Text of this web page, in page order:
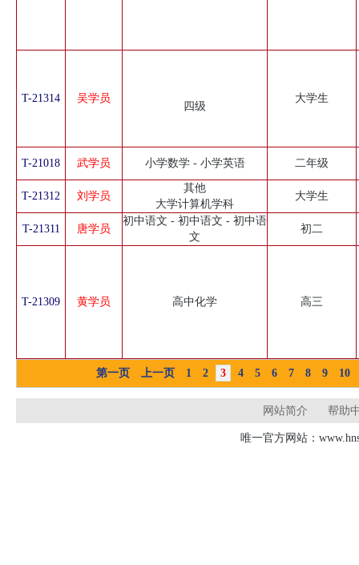
T-21314 吴学员
四级
大学生
T-21018 武学员 小学数学 - 小学英语 二年级
T-21312 刘学员
其他
大学计算机学科
大学生
T-21311 唐学员
初中语文 - 初中语文 - 初中语
文
初二
T-21309 黄学员 高中化学 高三
第一页 上一页 1 2 3 4 5 6 7 8 9 10
网站简介 帮助
唯一官方网站：